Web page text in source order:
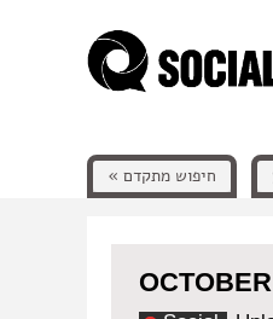
חיפוש מתקדם »